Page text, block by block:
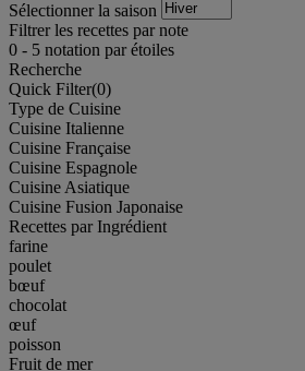
Sélectionner la saison
Filtrer les recettes par note
0 - 5 notation par étoiles
Recherche
Quick Filter(0)
Type de Cuisine
Cuisine Italienne
Cuisine Française
Cuisine Espagnole
Cuisine Asiatique
Cuisine Fusion Japonaise
Recettes par Ingrédient
farine
poulet
bœuf
chocolat
œuf
poisson
Fruit de mer